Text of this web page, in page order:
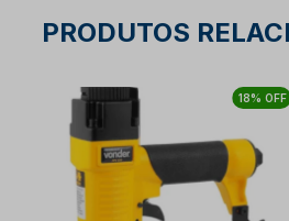
PRODUTOS
18% OFF